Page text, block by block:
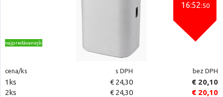
16:52:49
najpredávanejšie
cena/ks s DPH bez DPH
1ks € 24,30
€ 20,10
2ks
€ 24,30
€ 20,10